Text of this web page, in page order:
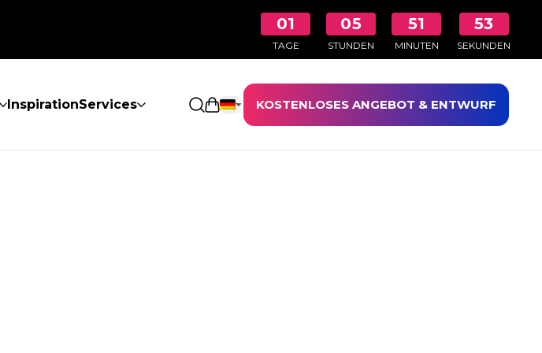
01
TAGE
05
STUNDEN
51
MINUTEN
53
SEKUNDEN
InspirationServices Einkaufswagen öffnen
KOSTENLOSES ANGEBOT & ENTWURF